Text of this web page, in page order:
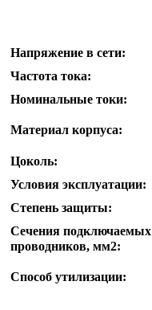
Напряжение в сети:
Частота тока:
Номинальные токи:
Материал корпуса:
Цоколь:
Условия эксплуатации:
Степень защиты:
Сечения подключаемых
проводников, мм2:
Способ утилизации: